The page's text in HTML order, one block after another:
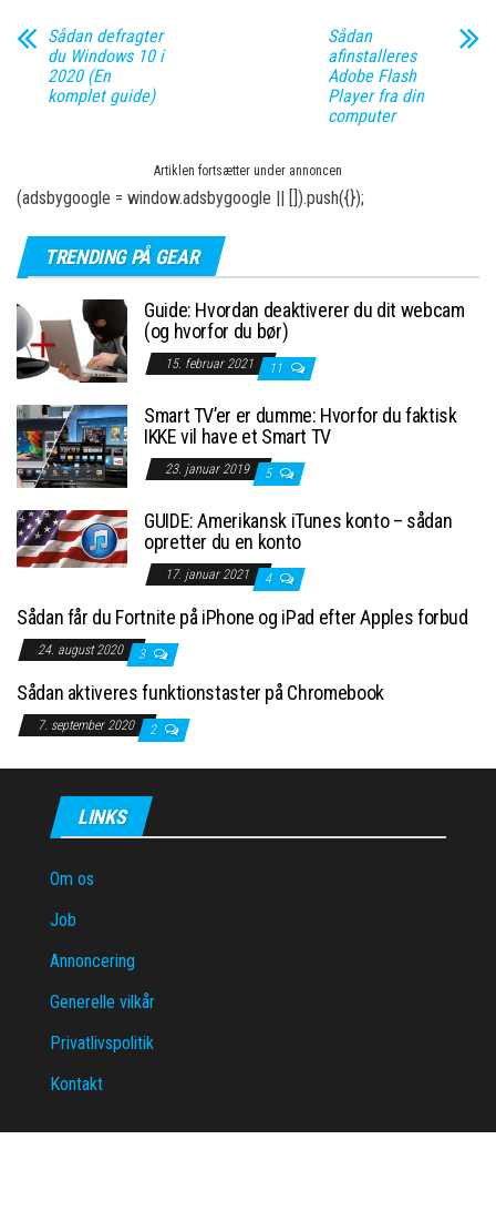
Sådan defragter
du Windows 10 i
2020 (En
komplet guide)
Sådan
afinstalleres
Adobe Flash
Player fra din
computer
Artiklen fortsætter under annoncen
(adsbygoogle = window.adsbygoogle || []).push({});
TRENDING PÅ GEAR
Guide: Hvordan deaktiverer du dit webcam
(og hvorfor du bør)
15. februar 2021 11
Smart TV’er er dumme: Hvorfor du faktisk
IKKE vil have et Smart TV
23. januar 2019 5
GUIDE: Amerikansk iTunes konto – sådan
opretter du en konto
17. januar 2021 4
Sådan får du Fortnite på iPhone og iPad efter Apples forbud
24. august 2020 3
Sådan aktiveres funktionstaster på Chromebook
7. september 2020 2
LINKS
Om os
Job
Annoncering
Generelle vilkår
Privatlivspolitik
Kontakt